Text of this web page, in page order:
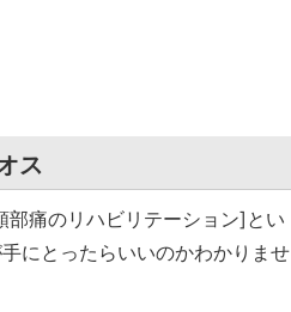
ス
痛のリハビリテーション]とい
にとったらいいのかわかりませ